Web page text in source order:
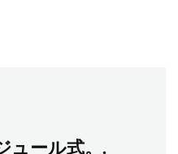
ュール式。.